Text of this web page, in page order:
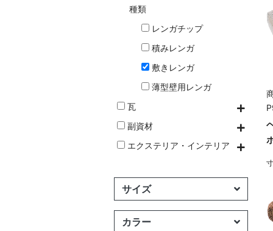
種類
レンガチップ
積みレンガ
敷きレンガ
薄型壁用レンガ
瓦
副資材
エクステリア・インテリア
サイズ
カラー